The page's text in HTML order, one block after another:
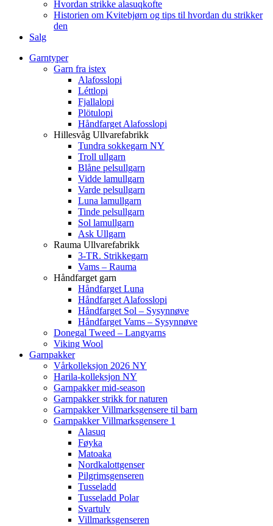
Hvordan strikke alasuqkofte
Historien om Kvitebjørn og tips til hvordan du strikker
den
Salg
Garntyper
Garn fra istex
Alafosslopi
Léttlopi
Fjallalopi
Plötulopi
Håndfarget Alafosslopi
Hillesvåg Ullvarefabrikk
Tundra sokkegarn NY
Troll ullgarn
Blåne pelsullgarn
Vidde lamullgarn
Varde pelsullgarn
Luna lamullgarn
Tinde pelsullgarn
Sol lamullgarn
Ask Ullgarn
Rauma Ullvarefabrikk
3-TR. Strikkegarn
Vams – Rauma
Håndfarget garn
Håndfarget Luna
Håndfarget Alafosslopi
Håndfarget Sol – Sysynnøve
Håndfarget Vams – Sysynnøve
Donegal Tweed – Langyarns
Viking Wool
Garnpakker
Vårkolleksjon 2026 NY
Harila-kolleksjon NY
Garnpakker mid-season
Garnpakker strikk for naturen
Garnpakker Villmarksgensere til barn
Garnpakker Villmarksgensere 1
Alasuq
Føyka
Matoaka
Nordkalottgenser
Pilgrimsgenseren
Tusseladd
Tusseladd Polar
Svartulv
Villmarksgenseren